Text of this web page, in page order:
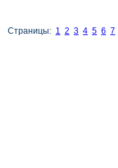
Страницы: 1 2 3 4 5 6 7